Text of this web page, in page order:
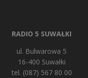
RADIO 5 SUWAŁKI
ul. Bulwarowa 5
16-400 Suwałki
tel. (087) 567 80 00